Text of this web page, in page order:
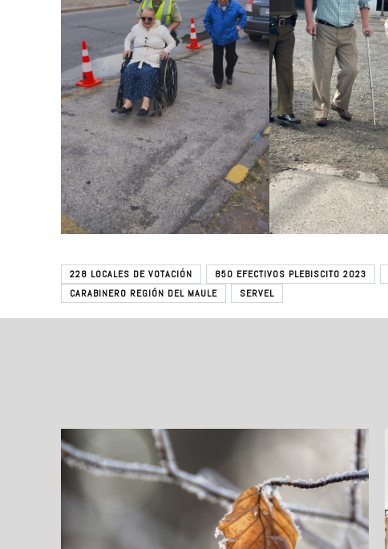
228 LOCALES DE VOTACIÓN 850 EFECTIVOS PLEBISCITO 2023
CARABINERO REGIÓN DEL MAULE
SERVEL